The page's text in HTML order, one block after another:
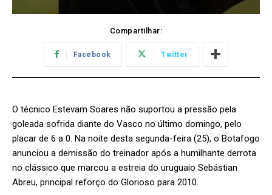
Compartilhar:
Facebook Twitter
O técnico Estevam Soares não suportou a pressão pela
goleada sofrida diante do Vasco no último domingo, pelo
placar de 6 a 0. Na noite desta segunda-feira (25), o Botafogo
anunciou a demissão do treinador após a humilhante derrota
no clássico que marcou a estreia do uruguaio Sebástian
Abreu, principal reforço do Glorioso para 2010.